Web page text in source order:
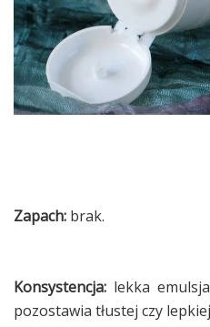
Zapach: brak.
Konsystencja: lekka
pozostawia tłustej czy